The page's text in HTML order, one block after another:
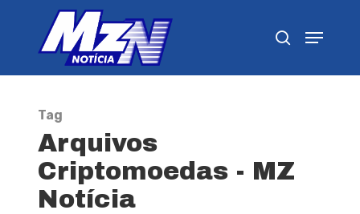
Tag
Arquivos
Criptomoedas - MZ
Notícia